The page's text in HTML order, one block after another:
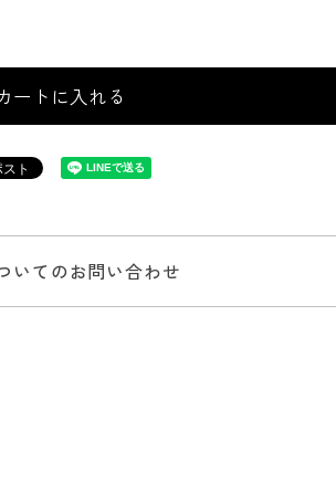
ートに入れる
いてのお問い合わせ